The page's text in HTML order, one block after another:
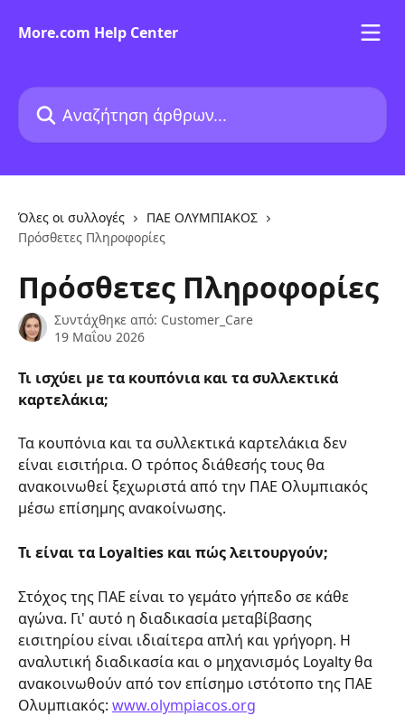
More.com Help Center
Αναζήτηση άρθρων...
Όλες οι συλλογές
ΠΑΕ ΟΛΥΜΠΙΑΚΟΣ
Πρόσθετες Πληροφορίες
Πρόσθετες Πληροφορίες
Συντάχθηκε από: Customer_Care
19 Μαΐου 2026
Τι ισχύει με τα κουπόνια και τα συλλεκτικά
καρτελάκια;
Τα κουπόνια και τα συλλεκτικά καρτελάκια δεν
είναι εισιτήρια. Ο τρόπος διάθεσής τους θα
ανακοινωθεί ξεχωριστά από την ΠΑΕ Ολυμπιακός
μέσω επίσημης ανακοίνωσης.
Τι είναι τα Loyalties και πώς λειτουργούν;
Στόχος της ΠΑΕ είναι το γεμάτο γήπεδο σε κάθε
αγώνα. Γι' αυτό η διαδικασία μεταβίβασης
εισιτηρίου είναι ιδιαίτερα απλή και γρήγορη. Η
αναλυτική διαδικασία και ο μηχανισμός Loyalty θα
ανακοινωθούν από τον επίσημο ιστότοπο της ΠΑΕ
Ολυμπιακός: www.olympiacos.org